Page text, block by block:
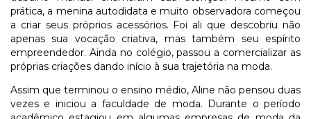
prática, a menina autodidata e muito observadora começou
a criar seus próprios acessórios. Foi ali que descobriu não
apenas sua vocação criativa, mas também seu espírito
empreendedor. Ainda no colégio, passou a comercializar as
próprias criações dando início à sua trajetória na moda.
Assim que terminou o ensino médio, Aline não pensou duas
vezes e iniciou a faculdade de moda. Durante o período